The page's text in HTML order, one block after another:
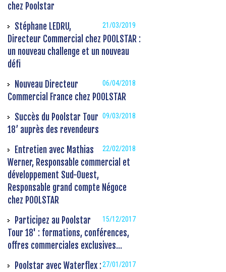
chez Poolstar
21/03/2019
Stéphane LEDRU,
Directeur Commercial chez POOLSTAR :
un nouveau challenge et un nouveau
défi
06/04/2018
Nouveau Directeur
Commercial France chez POOLSTAR
09/03/2018
Succès du Poolstar Tour
18’ auprès des revendeurs
22/02/2018
Entretien avec Mathias
Werner, Responsable commercial et
développement Sud-Ouest,
Responsable grand compte Négoce
chez POOLSTAR
15/12/2017
Participez au Poolstar
Tour 18' : formations, conférences,
offres commerciales exclusives...
27/01/2017
Poolstar avec Waterflex :